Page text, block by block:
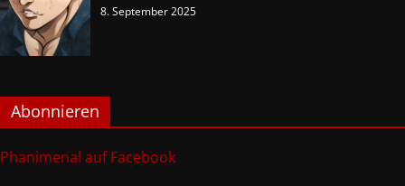
8. September 2025
Abonnieren
Phanimenal auf Facebook